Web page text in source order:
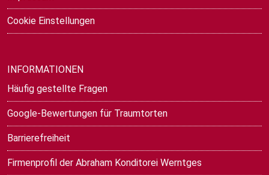
Cookie Einstellungen
INFORMATIONEN
Häufig gestellte Fragen
Google-Bewertungen für Traumtorten
Barrierefreiheit
Firmenprofil der Abraham Konditorei Werntges